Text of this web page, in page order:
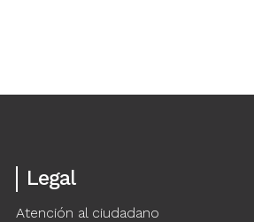
Legal
Atención al ciudadano